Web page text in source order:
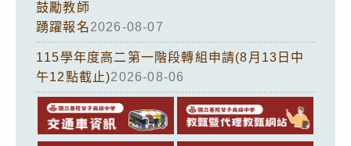
鼓勵教師
踴躍報名2026-08-07
115學年度高二第一階段轉組申請(8月13日中
午12點截止)2026-08-06